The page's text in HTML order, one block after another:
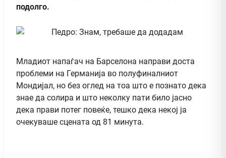
подолго.
Младиот напаѓач на Барселона направи доста
проблеми на Германија во полуфиналниот
Mондијал, но без оглед на тоа што е познато дека
знае да солира и што неколку пати било јасно
дека прави потег повеќе, тешко дека некој ја
очекуваше сцената од 81 минута.